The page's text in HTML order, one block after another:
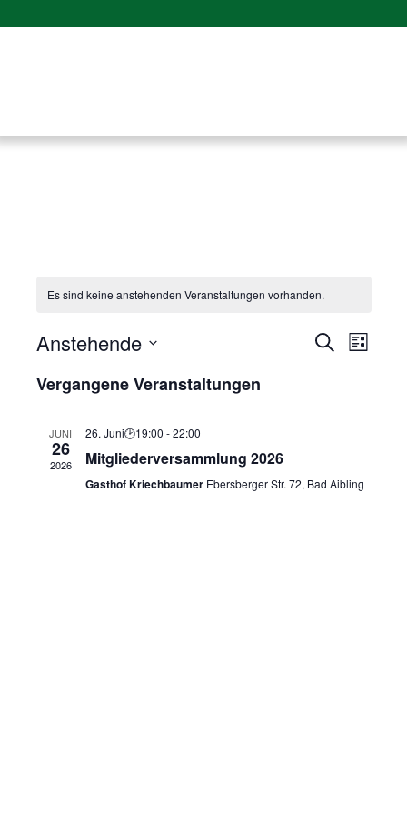
Es sind keine anstehenden Veranstaltungen vorhanden.
Suche
Liste
Anstehende
wählen.
Vergangene Veranstaltungen
JUNI
26
2026
26. Juni🕑19:00 -22:00
Mitgliederversammlung 2026
Gasthof Kriechbaumer Ebersberger Str. 72, Bad Aibling